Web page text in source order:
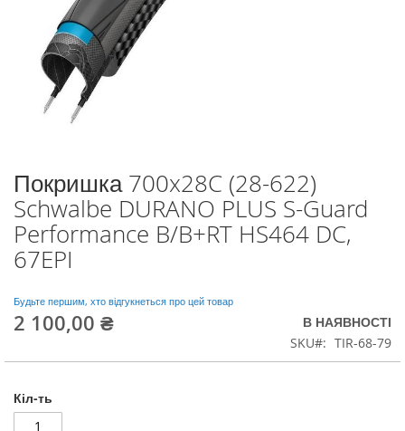
Перейти
до
початку
галереї
зображень
Покришка 700x28C (28-622)
Schwalbe DURANO PLUS S-Guard
Performance B/B+RT HS464 DC,
67EPI
Будьте першим, хто відгукнеться про цей товар
2 100,00 ₴
В НАЯВНОСТІ
SKU
TIR-68-79
Кіл-ть